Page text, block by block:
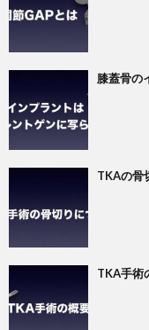
膝蓋骨の
TKAの骨
TKA手術